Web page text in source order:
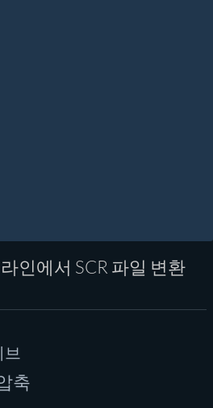
인에서 SCR 파일 변환
축